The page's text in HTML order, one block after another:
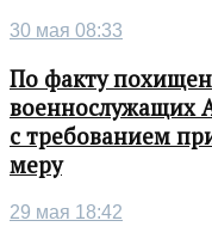
30 мая 08:33
По факту
военнослужащих
с требованием
меру
29 мая 18:42